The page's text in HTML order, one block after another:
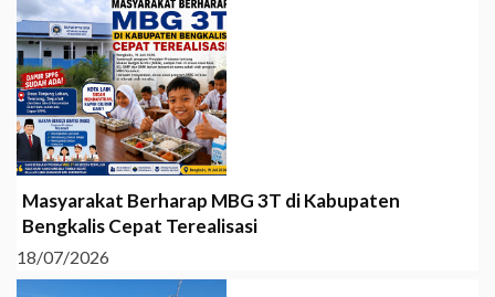
Masyarakat Berharap MBG 3T di Kabupaten
Bengkalis Cepat Terealisasi
18/07/2026